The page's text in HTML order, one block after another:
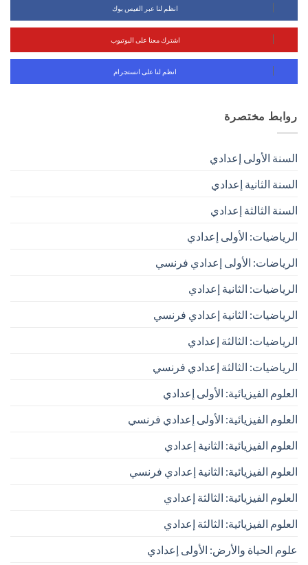
انظم لنا عبر الفيس بوك
اشترك معنا على اليوتيوب
انظم لنا على انستجرام
روابط مختصرة
السنة الأولى إعدادي
السنة الثانية إعدادي
السنة الثالثة إعدادي
الرياضيات: الأولى إعدادي
الرياضات: الأولى إعدادي فرنسي
الرياضيات: الثانية إعدادي
الرياضيات: الثانية إعدادي فرنسي
الرياضيات: الثالثة إعدادي
الرياضيات: الثالثة إعدادي فرنسي
العلوم الفيزيائية: الأولى إعدادي
العلوم الفيزيائية: الأولى إعدادي فرنسي
العلوم الفيزيائية: الثانية إعدادي
العلوم الفيزيائية: الثانية إعدادي فرنسي
العلوم الفيزيائية: الثالثة إعدادي
العلوم الفيزيائية: الثالثة إعدادي
علوم الحياة والأرض: الأولى إعدادي